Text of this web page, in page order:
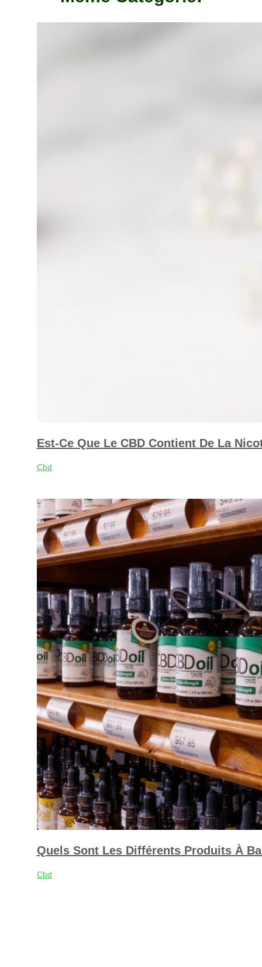
Est-Ce Que Le CBD Contient De La
Cbd
Quels Sont Les Différents Produits À
Cbd